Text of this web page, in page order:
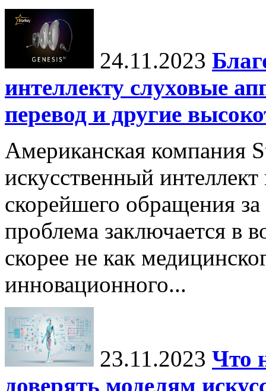
24.11.2023
интеллекту слуховые
перевод и другие
Американская компания
искусственный
скорейшего обращения
проблема заключается в
скорее не как
инновационного...
23.11.2023 Что
доверять моделям